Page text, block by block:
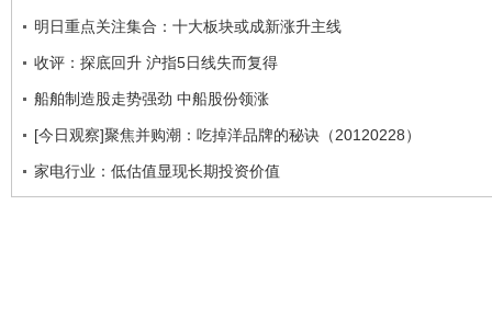
明日重点关注集合：十大板块或成新涨升主线
收评：探底回升 沪指5日线失而复得
船舶制造股走势强劲 中船股份领涨
[今日观察]聚焦并购潮：吃掉洋品牌的秘诀（20120228）
家电行业：低估值显现长期投资价值